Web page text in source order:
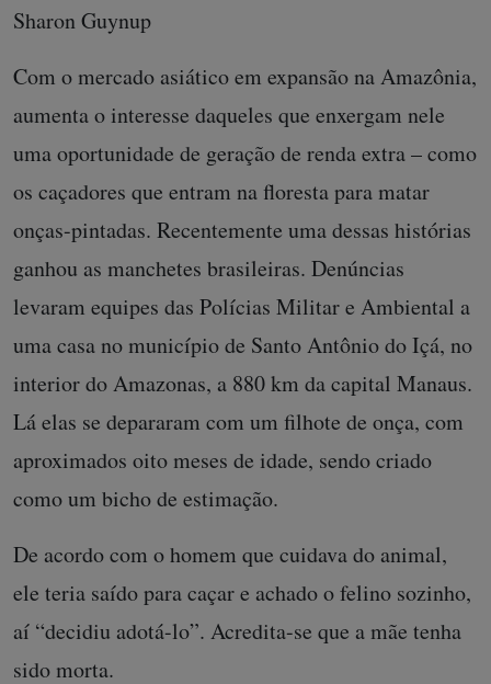
Sharon Guynup
Com o mercado asiático em expansão na Amazônia,
aumenta o interesse daqueles que enxergam nele
uma oportunidade de geração de renda extra – como
os caçadores que entram na floresta para matar
onças-pintadas. Recentemente uma dessas histórias
ganhou as manchetes brasileiras. Denúncias
levaram equipes das Polícias Militar e Ambiental a
uma casa no município de Santo Antônio do Içá, no
interior do Amazonas, a 880 km da capital Manaus.
Lá elas se depararam com um filhote de onça, com
aproximados oito meses de idade, sendo criado
como um bicho de estimação.
De acordo com o homem que cuidava do animal,
ele teria saído para caçar e achado o felino sozinho,
aí “decidiu adotá-lo”. Acredita-se que a mãe tenha
sido morta.